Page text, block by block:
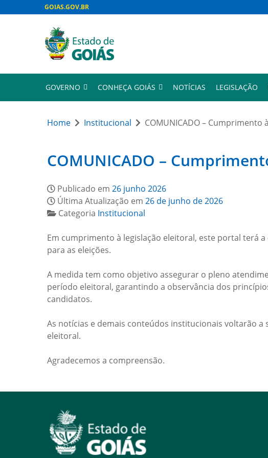
GOIAS.GOV.BR
GOVERNO CONHEÇA GOIÁS NOTÍCIAS LEGISLAÇÃO
Home Institucional COMUNICADO – Cumprimento
COMUNICADO –
Publicado em 26 junho 2026
Última Atualização em 26 de junho de 2026
Categoria Institucional
Em cumprimento à legislação eleitoral, este portal terá
para as eleições.
A medida tem como objetivo assegurar o pleno
período eleitoral, garantindo a observância dos
candidatos.
As notícias e demais conteúdos institucionais voltarão
eleitoral.
Agradecemos a compreensão.